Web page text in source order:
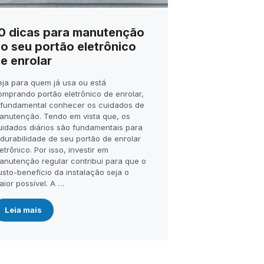
dicas para manutenção
seu portão eletrônico
enrolar
para quem já usa ou está
portão eletrônico de enrolar,
conhecer os cuidados de
Tendo em vista que, os
diários são fundamentais para
de seu portão de enrolar
Por isso, investir em
regular contribui para que o
benefício da instalação seja o
possível. A …
Leia mais